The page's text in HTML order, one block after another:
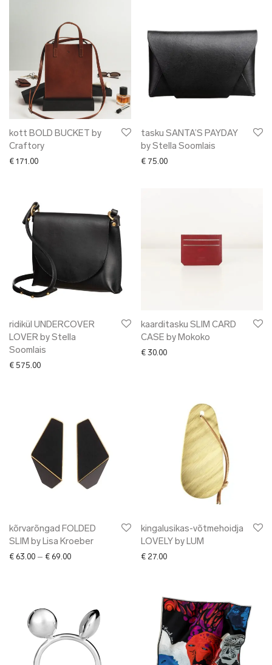
kott BOLD BUCKET by
Craftory
€ 171.00
tasku SANTA’S PAYDAY
by Stella Soomlais
€ 75.00
ridikül UNDERCOVER
LOVER by Stella
Soomlais
€ 575.00
kaarditasku SLIM CARD
CASE by Mokoko
€ 30.00
kõrvarõngad FOLDED
SLIM by Lisa Kroeber
€ 63.00 – € 69.00Price range: € 63.00 through € 69.00
kingalusikas-võtmehoidja
LOVELY by LUM
€ 27.00